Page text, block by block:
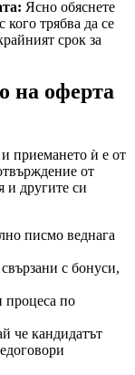
Ясно обяснете
кого трябва да се
срок за
на оферта
приемането ѝ е от
от
и другите си
писмо веднага
с бонуси,
процеса по
че кандидатът